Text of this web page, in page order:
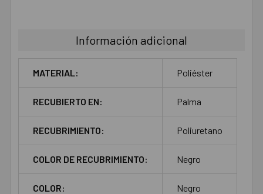
Información adicional
MATERIAL: Poliéster
RECUBIERTO EN: Palma
RECUBRIMIENTO: Poliuretano
COLOR DE RECUBRIMIENTO: Negro
COLOR: Negro